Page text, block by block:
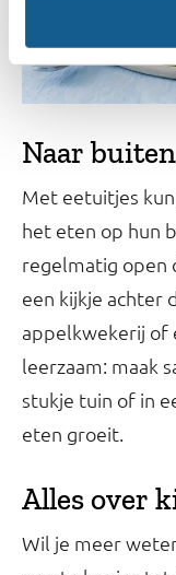
Naar buiten
Met eetuitjes
het eten op hun
regelmatig open
een kijkje achter
appelkwekerij of
leerzaam: maak
stukje tuin of in
eten groeit.
Alles over
Wil je meer